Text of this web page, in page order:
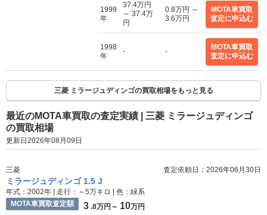
1999
年
37.4万円
～ 37.4万
円
0.8万円 ～
3.6万円
MOTA車買取
査定に申込む
1998
年
- -
MOTA車買取
査定に申込む
三菱 ミラージュディンゴの買取相場をもっと見る
最近のMOTA車買取の査定実績 | 三菱 ミラージュディンゴ
の買取相場
更新日2026年08月09日
三菱 査定依頼日：2026年06月30日
ミラージュディンゴ 1.5 J
年式：2002年 | 走行：～5万キロ | 色：緑系
MOTA車買取査定額
3 .8万円～ 10万円